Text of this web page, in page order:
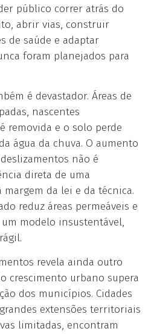
público correr atrás do
abrir vias, construir
de saúde e adaptar
foram planejados para
é devastador. Áreas de
nascentes
removida e o solo perde
água da chuva. O aumento
não é
direta de uma
da lei e da técnica.
reduz áreas permeáveis e
modelo insustentável,
revela ainda outro
crescimento urbano supera
dos municípios. Cidades
extensões territoriais
limitadas, encontram